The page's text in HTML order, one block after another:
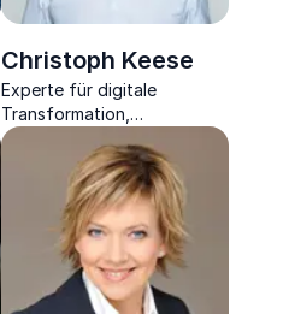
Christoph Keese
Experte für digitale
Transformation,
Zukunftsfähigkeit und
Wirtschaftspolitik.